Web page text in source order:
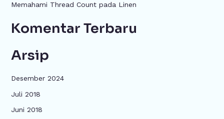
kMemahami Thread Count pada Linen
Komentar Terbaru
Arsip
Desember 2024
Juli 2018
Juni 2018